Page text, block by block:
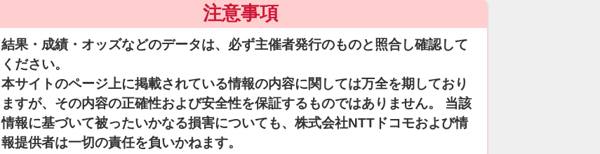
注意事項
結果・成績・オッズなどのデータは、必ず主催者発行のものと照合し確認して
ください。
本サイトのページ上に掲載されている情報の内容に関しては万全を期しており
ますが、その内容の正確性および安全性を保証するものではありません。 当該
情報に基づいて被ったいかなる損害についても、株式会社NTTドコモおよび情
報提供者は一切の責任を負いかねます。